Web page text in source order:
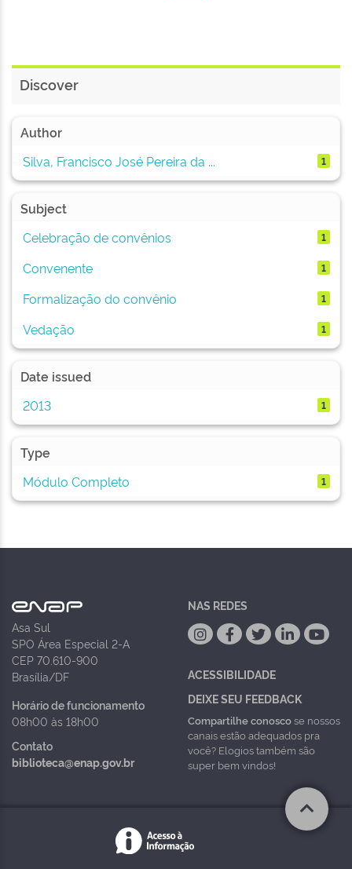
Discover
Author
Silva, Francisco José Pereira da ...
1
Subject
Celebração de convênios
1
Convenente 1
Formalização do convênio 1
Vedação 1
Date issued
2013
1
Type
Módulo Completo
1
Asa Sul
SPO Área Especial 2-A
CEP 70.610-900
Brasília/DF
Horário de funcionamento
08h00 às 18h00
Contato
biblioteca@enap.gov.br
NAS REDES
ACESSIBILIDADE
DEIXE SEU FEEDBACK
Compartilhe conoscose nossos
canais estão adequados pra
você? Elogios também são
super bem vindos!